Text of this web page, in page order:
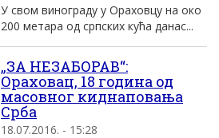
У свом винограду у Oраховцу на око
200 метара од српских кућа данас...
„ЗА НЕЗАБОРАВ“:
Ораховац, 18 година од
масовног киднаповања
Срба
18.07.2016. - 15:28